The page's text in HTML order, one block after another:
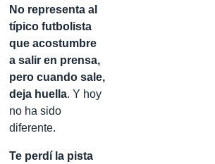
No representa al
típico futbolista
que acostumbre
a salir en prensa,
pero cuando sale,
deja huella. Y hoy
no ha sido
diferente.
Te perdí la pista